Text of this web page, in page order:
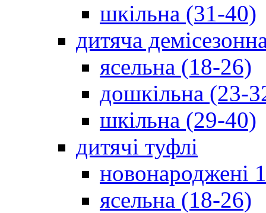
шкільна (31-40)
дитяча
ясельна (18-26)
дошкільна (23-
шкільна (29-40)
дитячі туфлі
новонароджені
ясельна (18-26)